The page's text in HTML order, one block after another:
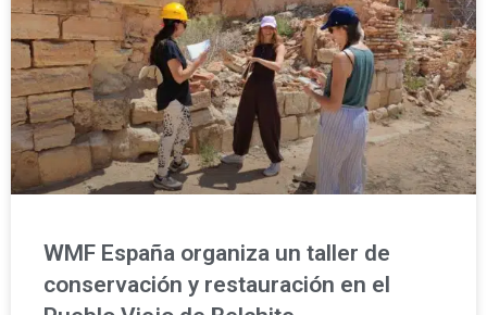
WMF España organiza un taller de
conservación y restauración en el